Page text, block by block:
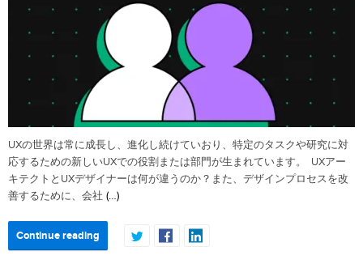
UXの世界は常に成長し、進化し続けていおり、特定のタスクや研究に対
応するための新しいUXでの役割または部門が生まれています。 UXアー
キテクトとUXデザイナーは何が違うのか？また、デザインプロセスを改
善するために、会社 (…)
Continue reading